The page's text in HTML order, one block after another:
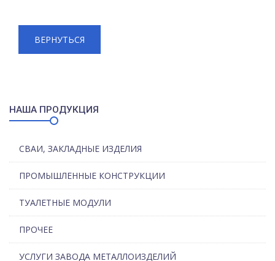
ВЕРНУТЬСЯ
НАША ПРОДУКЦИЯ
СВАИ, ЗАКЛАДНЫЕ ИЗДЕЛИЯ
ПРОМЫШЛЕННЫЕ КОНСТРУКЦИИ
ТУАЛЕТНЫЕ МОДУЛИ
ПРОЧЕЕ
УСЛУГИ ЗАВОДА МЕТАЛЛОИЗДЕЛИЙ